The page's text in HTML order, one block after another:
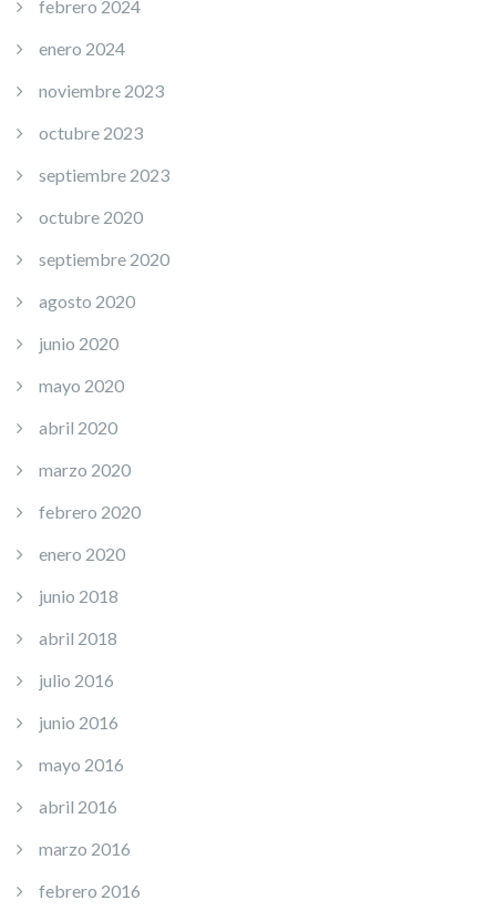
febrero 2024
enero 2024
noviembre 2023
octubre 2023
septiembre 2023
octubre 2020
septiembre 2020
agosto 2020
junio 2020
mayo 2020
abril 2020
marzo 2020
febrero 2020
enero 2020
junio 2018
abril 2018
julio 2016
junio 2016
mayo 2016
abril 2016
marzo 2016
febrero 2016